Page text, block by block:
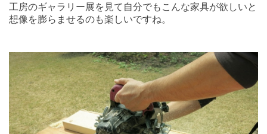
工房のギャラリー展を見て自分でもこんな家具が欲しいと
想像を膨らませるのも楽しいですね。